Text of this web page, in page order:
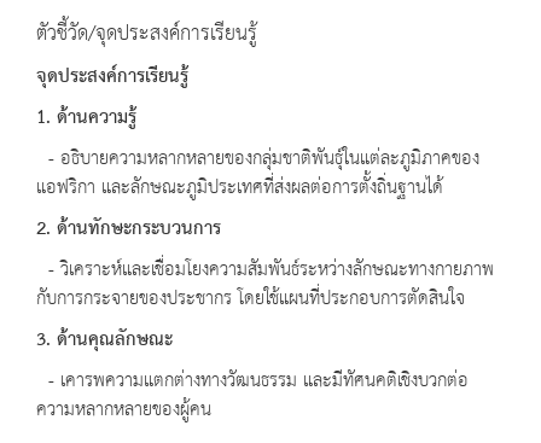
ตัวชี้วัด/จุดประสงค์การเรียนรู้
จุดประสงค์การเรียนรู้
1. ด้านความรู้
- อธิบายความหลากหลายของกลุ่มชาติพันธุ์ในแต่ละภูมิภาคของ
แอฟริกา และลักษณะภูมิประเทศที่ส่งผลต่อการตั้งถิ่นฐานได้
2. ด้านทักษะกระบวนการ
- วิเคราะห์และเชื่อมโยงความสัมพันธ์ระหว่างลักษณะทางกายภาพ
กับการกระจายของประชากร โดยใช้แผนที่ประกอบการตัดสินใจ
3. ด้านคุณลักษณะ
- เคารพความแตกต่างทางวัฒนธรรม และมีทัศนคติเชิงบวกต่อ
ความหลากหลายของผู้คน